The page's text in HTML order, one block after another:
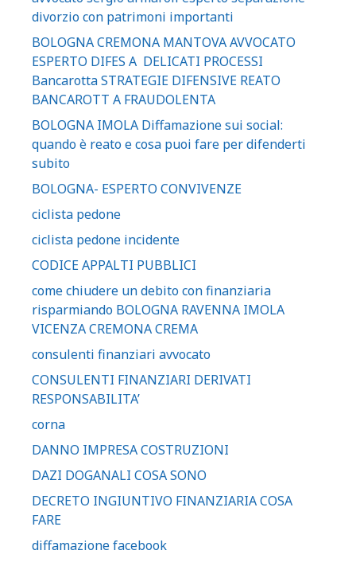
divorzio con patrimoni importanti
BOLOGNA CREMONA MANTOVA AVVOCATO
ESPERTO DIFES A DELICATI PROCESSI
Bancarotta STRATEGIE DIFENSIVE REATO
BANCAROTT A FRAUDOLENTA
BOLOGNA IMOLA Diffamazione sui social:
quando è reato e cosa puoi fare per difenderti
subito
BOLOGNA- ESPERTO CONVIVENZE
ciclista pedone
ciclista pedone incidente
CODICE APPALTI PUBBLICI
come chiudere un debito con finanziaria
risparmiando BOLOGNA RAVENNA IMOLA
VICENZA CREMONA CREMA
consulenti finanziari avvocato
CONSULENTI FINANZIARI DERIVATI
RESPONSABILITA’
corna
DANNO IMPRESA COSTRUZIONI
DAZI DOGANALI COSA SONO
DECRETO INGIUNTIVO FINANZIARIA COSA
FARE
diffamazione facebook